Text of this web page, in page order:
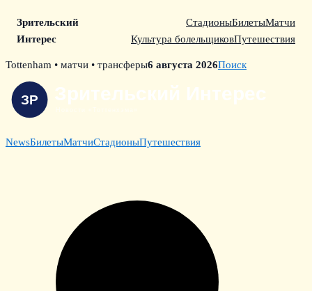
Зрительский
Интерес
СтадионыБилетыМатчи
Культура болельщиковПутешествия
Skip
content
Tottenham • матчи • трансферы6 августа 2026Поиск
NewsБилетыМатчиСтадионыПутешествия